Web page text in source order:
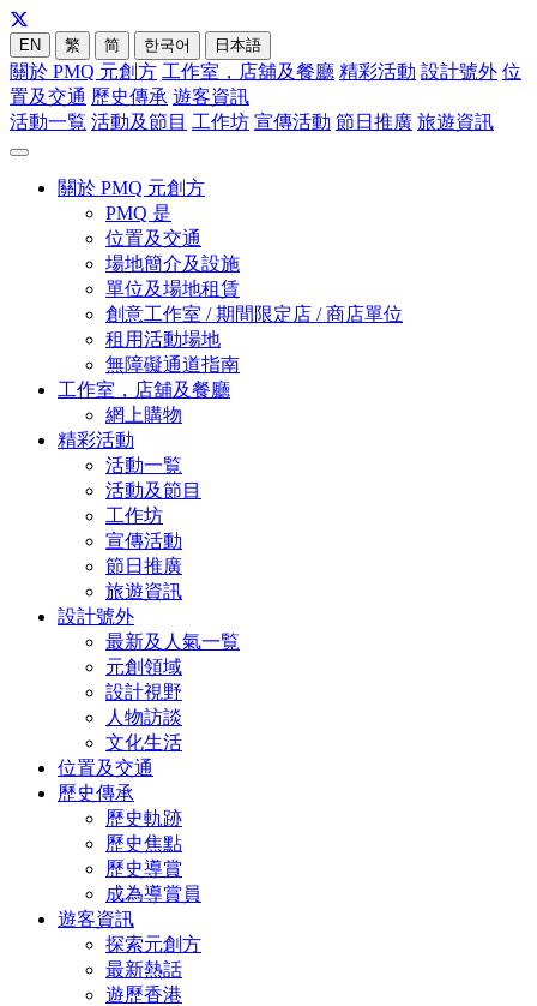
EN 繁 简 한국어 日本語
關於 PMQ 元創方 工作室，店舖及餐廳 精彩活動 設計號外 位
置及交通 歷史傳承 遊客資訊
活動一覧 活動及節目 工作坊 宣傳活動 節日推廣 旅遊資訊
關於 PMQ 元創方
PMQ 是
位置及交通
場地簡介及設施
單位及場地租賃
創意工作室 / 期間限定店 / 商店單位
租用活動場地
無障礙通道指南
工作室，店舖及餐廳
網上購物
精彩活動
活動一覧
活動及節目
工作坊
宣傳活動
節日推廣
旅遊資訊
設計號外
最新及人氣一覧
元創領域
設計視野
人物訪談
文化生活
位置及交通
歷史傳承
歷史軌跡
歷史焦點
歷史導賞
成為導賞員
遊客資訊
探索元創方
最新熱話
遊歷香港